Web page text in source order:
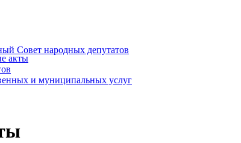
Совет народных депутатов
акты
и муниципальных услуг